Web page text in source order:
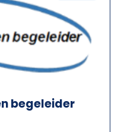
begeleider